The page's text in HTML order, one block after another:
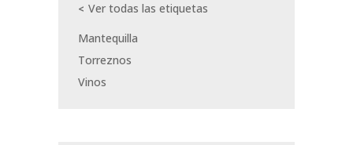
Ver todas las etiquetas
Mantequilla
Torreznos
Vinos